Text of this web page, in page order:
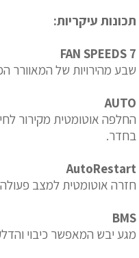
תכונות עיקריות:
7 FAN SPEEDS
שבע מהירויות של המאוורר
AUTO
החלפה אוטומטית מקירור
בחדר.
AutoRestart
חזרה אוטומטית למצב
BMS
מגע יבש המאפשר כיבוי